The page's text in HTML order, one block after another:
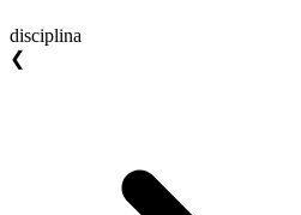
disciplina
❮